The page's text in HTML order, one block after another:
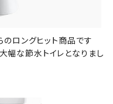
ロングヒット商品です
幅な節水トイレとなりまし